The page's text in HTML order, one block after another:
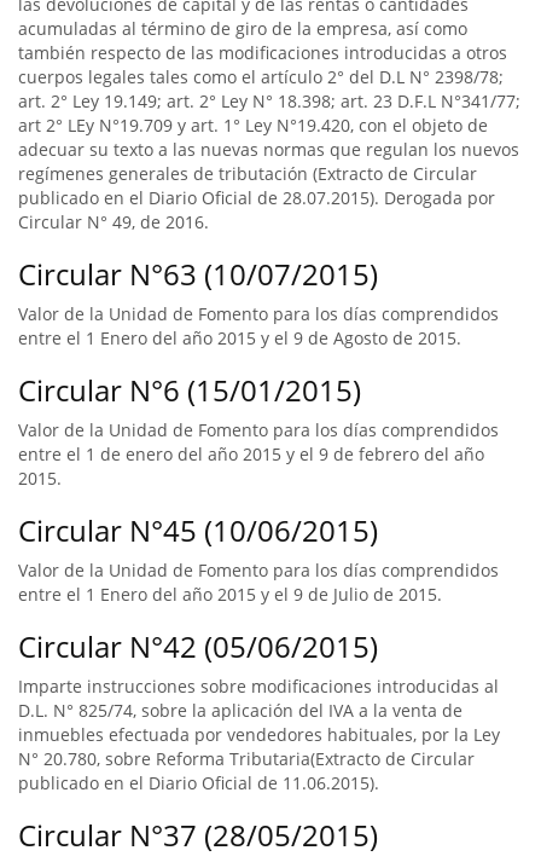
acumuladas al término de giro de la empresa, así como
también respecto de las modificaciones introducidas a otros
cuerpos legales tales como el artículo 2° del D.L N° 2398/78;
art. 2° Ley 19.149; art. 2° Ley N° 18.398; art. 23 D.F.L N°341/77;
art 2° LEy N°19.709 y art. 1° Ley N°19.420, con el objeto de
adecuar su texto a las nuevas normas que regulan los nuevos
regímenes generales de tributación (Extracto de Circular
publicado en el Diario Oficial de 28.07.2015). Derogada por
Circular N° 49, de 2016.
Circular N°63 (10/07/2015)
Valor de la Unidad de Fomento para los días comprendidos
entre el 1 Enero del año 2015 y el 9 de Agosto de 2015.
Circular N°6 (15/01/2015)
Valor de la Unidad de Fomento para los días comprendidos
entre el 1 de enero del año 2015 y el 9 de febrero del año
2015.
Circular N°45 (10/06/2015)
Valor de la Unidad de Fomento para los días comprendidos
entre el 1 Enero del año 2015 y el 9 de Julio de 2015.
Circular N°42 (05/06/2015)
Imparte instrucciones sobre modificaciones introducidas al
D.L. N° 825/74, sobre la aplicación del IVA a la venta de
inmuebles efectuada por vendedores habituales, por la Ley
N° 20.780, sobre Reforma Tributaria(Extracto de Circular
publicado en el Diario Oficial de 11.06.2015).
Circular N°37 (28/05/2015)